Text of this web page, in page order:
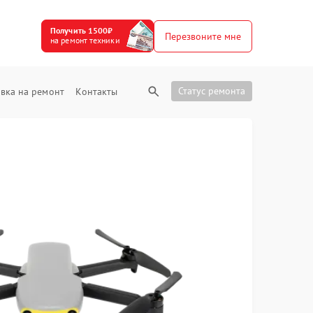
Получить 1500₽
на ремонт техники
Перезвоните мне
на ремонт Контакты Статус ремонта